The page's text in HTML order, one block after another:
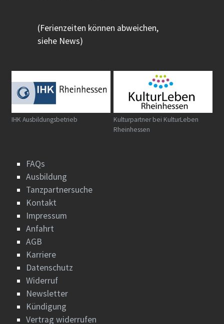
(Ferienzeiten können abweichen,
siehe News)
IHK Ausbildungsbetrieb
Kulturpartner bei KulturLeben
Rheinhessen
FAQs
Ausbildung
Tanzpartnersuche
Kontakt
Impressum
Anfahrt
AGB
Karriere
Datenschutz
Widerruf
Newsletter
Kündigung
Vertrag widerrufen